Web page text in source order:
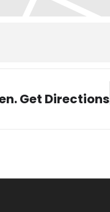
Get Directions